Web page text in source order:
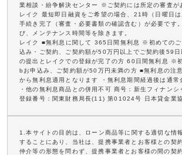
業相談・紛争解決センター ※ご契約には所定の審査が
レイク 最短即日融資をご希望の場合、21時（日曜日
手続き完了（審査・必要書類の確認含む）が必要です
び、メンテナンス時間等を除きます。
レイク ■無利息に関して 365日間無利息 ※初めての
込み・ご契約、ご契約額が50万円以上でご契約後59
の提出とレイクでの登録が完了の方 60日間無利息 ※
bお申込み、ご契約額が50万円未満の方 ■無利息の注
から無利息適用となります ・無利息期間経過後は通常
・他の無利息商品との併用不可 商号：新生フィナン
登録番号：関東財務局長(11) 第01024号 日本貸金業
1.本サイトの目的は、ローン商品等に関する適切な情
することにあり、当社は、提携事業者とお客様との契
仲介等の形態を問わず、提携事業者とお客様の間の契